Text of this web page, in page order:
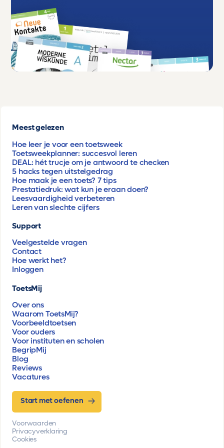
Meest gelezen
Hoe leer je voor een toetsweek
Toetsweekplanner: succesvol leren
DEAL: hét trucje om je antwoord te checken
5 hacks tegen uitstelgedrag
Hoe maak je een toets? 7 tips
Prestatiedruk: wat kun je eraan doen?
Leesvaardigheid verbeteren
Leren van slechte cijfers
Support
Veelgestelde vragen
Contact
Hoe werkt het?
Inloggen
ToetsMij
Over ons
Waarom ToetsMij?
Voorbeeldtoetsen
Voor ouders
Voor instituten en scholen
BegripMij
Blog
Reviews
Vacatures
Start met oefenen
Voorwaarden
Privacyverklaring
Cookies